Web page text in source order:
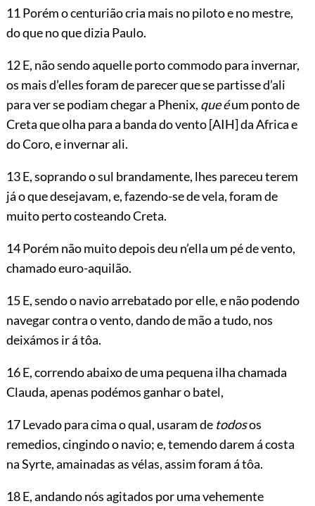
11 Porém o centurião cria mais no piloto e no mestre,
do que no que dizia Paulo.
12 E, não sendo aquelle porto commodo para invernar,
os mais d’elles foram de parecer que se partisse d’ali
para ver se podiam chegar a Phenix, que éum ponto de
Creta que olha para a banda do vento[AIH]da Africa e
do Coro, e invernar ali.
13 E, soprando o sul brandamente, lhes pareceu terem
já o que desejavam, e, fazendo-se de vela, foram de
muito perto costeando Creta.
14 Porém não muito depois deu n’ella um pé de vento,
chamado euro-aquilão.
15 E, sendo o navio arrebatado por elle, e não podendo
navegar contra o vento, dando de mão a tudo, nos
deixámos ir á tôa.
16 E, correndo abaixo de uma pequena ilha chamada
Clauda, apenas podémos ganhar o batel,
17 Levado para cima o qual, usaramde todosos
remedios, cingindo o navio; e, temendo darem á costa
na Syrte, amainadas as vélas, assim foram á tôa.
18 E, andando nós agitados por uma vehemente